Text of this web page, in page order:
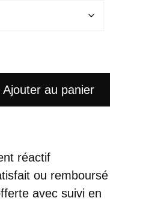
Ajouter au panier
réactif
ou remboursé
avec suivi en